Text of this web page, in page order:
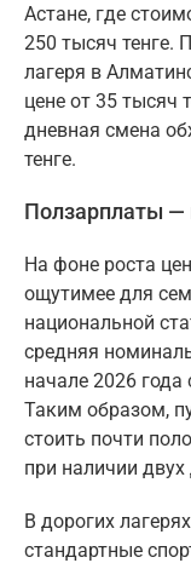
Астане, где
250 тысяч тенге.
лагеря в
цене от 35 тысяч
дневная смена
тенге.
Ползарплаты —
На фоне роста
ощутимее для
национальной
средняя
начале 2026 года
Таким образом,
стоить почти
при наличии
В дорогих
стандартные